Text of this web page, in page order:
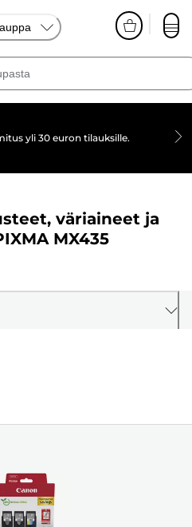
yli 30 euron tilauksille.
väriaineet ja
MX435